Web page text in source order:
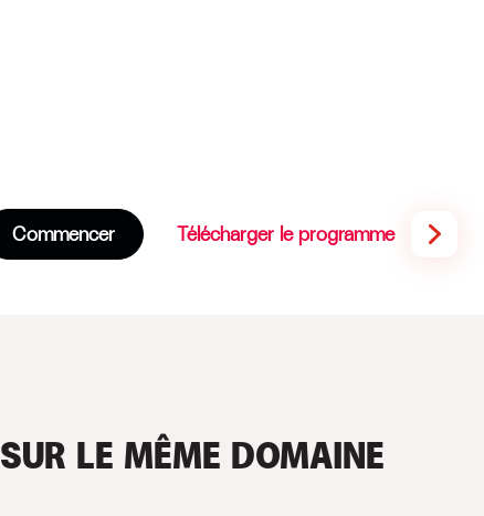
Commencer Télécharger le programme
SUR LE MÊME DOMAINE